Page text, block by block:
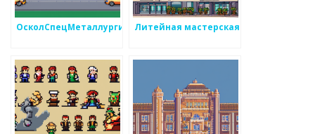
ОсколСпецМеталлургия Литейная мастерская